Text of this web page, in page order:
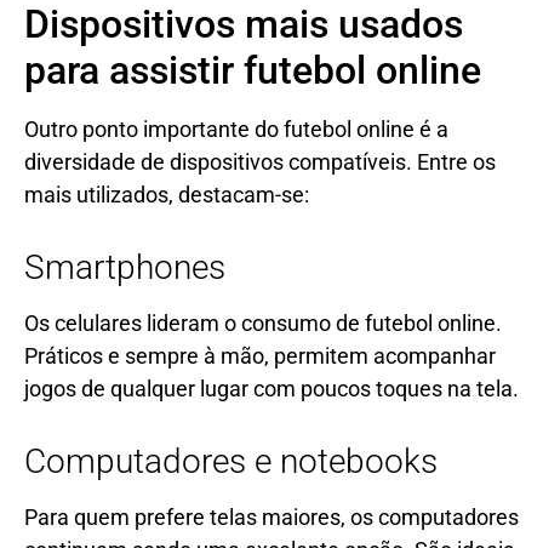
Dispositivos mais usados
para assistir futebol online
Outro ponto importante do futebol online é a
diversidade de dispositivos compatíveis. Entre os
mais utilizados, destacam-se:
Smartphones
Os celulares lideram o consumo de futebol online.
Práticos e sempre à mão, permitem acompanhar
jogos de qualquer lugar com poucos toques na tela.
Computadores e notebooks
Para quem prefere telas maiores, os computadores